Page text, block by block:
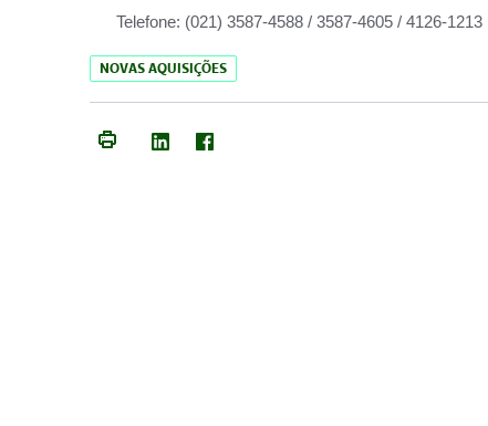
Telefone: (021) 3587-4588 / 3587-4605 / 4126-1213
NOVAS AQUISIÇÕES